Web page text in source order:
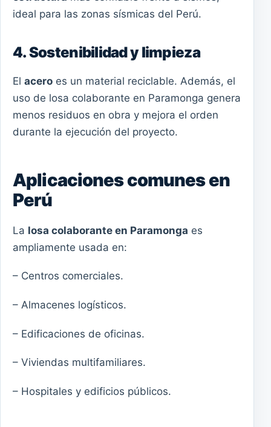
ideal para las zonas sísmicas del Perú.
4. Sostenibilidad y limpieza
El acero es un material reciclable. Además, el
uso de losa colaborante en Paramonga genera
menos residuos en obra y mejora el orden
durante la ejecución del proyecto.
Aplicaciones comunes en
Perú
La losa colaborante en Paramonga es
ampliamente usada en:
– Centros comerciales.
– Almacenes logísticos.
– Edificaciones de oficinas.
– Viviendas multifamiliares.
– Hospitales y edificios públicos.